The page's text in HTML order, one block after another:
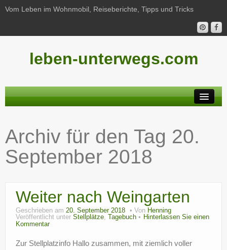
Vom Leben im Wohnmobil, Reiseberichte, Tipps und Tricks
leben-unterwegs.com
Reiseberichte
Unterwegs
Freizeit
Wohnmobil-Technik
Archiv für den Tag 20.
September 2018
Weiter nach Weingarten
Geschrieben am 20. September 2018 Von Henning
Veröffentlicht unter Stellplätze, Tagebuch
Hinterlassen Sie einen
Kommentar
Zur Stellplatzinfo Hallo zusammen, mit ziemlich voller